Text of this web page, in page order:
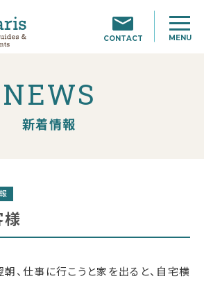
CONTACT MENU
NEWS
新着情報
様
、仕事に行こうと家を出ると、自宅横